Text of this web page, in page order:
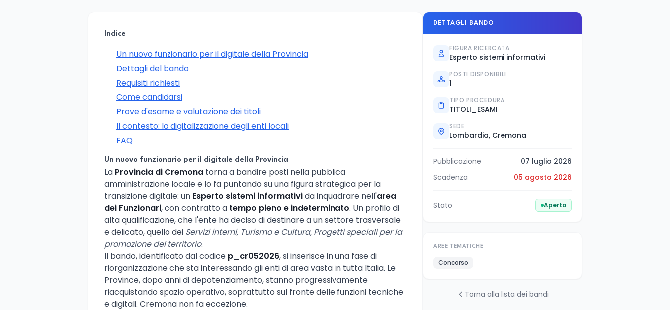
Indice
Un nuovo funzionario per il digitale della Provincia
Dettagli del bando
Requisiti richiesti
Come candidarsi
Prove d'esame e valutazione dei titoli
Il contesto: la digitalizzazione degli enti locali
FAQ
Un nuovo funzionario per il digitale della Provincia
La Provincia di Cremona torna a bandire posti nella pubblica
amministrazione locale e lo fa puntando su una figura strategica per la
transizione digitale: un Esperto sistemi informativida inquadrare nell'area
dei Funzionari, con contratto a tempo pieno e indeterminato. Un profilo di
alta qualificazione, che l'ente ha deciso di destinare a un settore trasversale
e delicato, quello dei Servizi interni, Turismo e Cultura, Progetti speciali per la
promozione del territorio.
Il bando, identificato dal codice p_cr052026, si inserisce in una fase di
riorganizzazione che sta interessando gli enti di area vasta in tutta Italia. Le
Province, dopo anni di depotenziamento, stanno progressivamente
riacquistando spazio operativo, soprattutto sul fronte delle funzioni tecniche
e digitali. Cremona non fa eccezione.
DETTAGLI BANDO
FIGURA RICERCATA
Esperto sistemi informativi
POSTI DISPONIBILI
1
TIPO PROCEDURA
TITOLI_ESAMI
SEDE
Lombardia, Cremona
Pubblicazione
07 luglio 2026
Scadenza
05 agosto 2026
Stato Aperto
AREE TEMATICHE
Concorso
Torna alla lista dei bandi